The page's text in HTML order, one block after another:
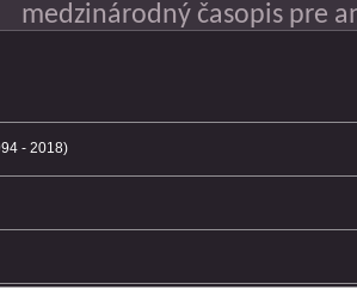
medzinárodný časopis pre
- 2018)